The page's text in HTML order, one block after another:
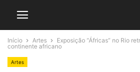
Início Artes
Exposição “Áfricas” no Rio
continente africano
Artes